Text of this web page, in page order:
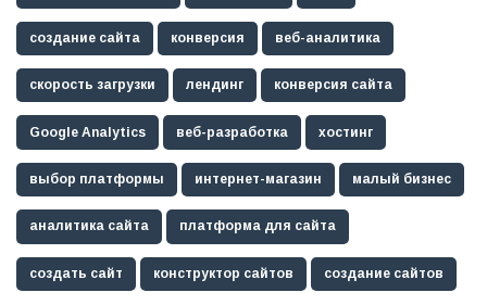
создание сайта конверсия веб-аналитика
скорость загрузки лендинг конверсия сайта
Google Analytics веб-разработка хостинг
выбор платформы интернет-магазин малый бизнес
аналитика сайта платформа для сайта
создать сайт конструктор сайтов создание сайтов